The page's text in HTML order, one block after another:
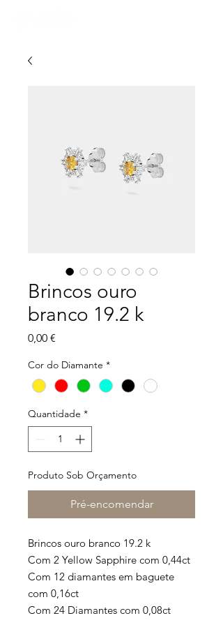
Brincos ouro
branco 19.2 k
0,00 €
Cor do Diamante *
Quantidade *
Produto Sob Orçamento
Pré-encomendar
Brincos ouro branco 19.2 k
Com 2 Yellow Sapphire com 0,44ct
Com 12 diamantes em baguete
com 0,16ct
Com 24 Diamantes com 0,08ct